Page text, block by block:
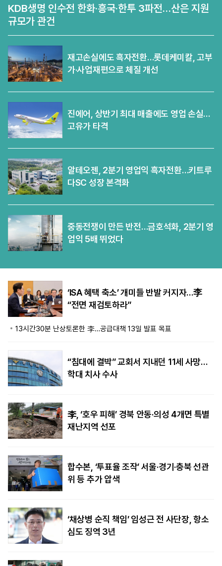
KDB생명 인수전 한화·흥국·한투 3파전…산은 지원
규모가 관건
재고손실에도 흑자전환…롯데케미칼, 고부
가·사업재편으로 체질 개선
진에어, 상반기 최대 매출에도 영업 손실…
고유가 타격
알테오젠, 2분기 영업익 흑자전환…키트루
다SC 성장 본격화
중동전쟁이 만든 반전…금호석화, 2분기 영
업익 5배 뛰었다
‘ISA 혜택 축소’ 개미들 반발 커지자…李
“전면 재검토하라”
13시간30분 난상토론한 李…공급대책 13일 발표 목표
“침대에 결박” 교회서 지내던 11세 사망…
학대 치사 수사
李, ‘호우 피해’ 경북 안동·의성 4개면 특별
재난지역 선포
합수본, ‘투표율 조작’ 서울·경기·충북 선관
위 등 추가 압색
‘채상병 순직 책임’ 임성근 전 사단장, 항소
심도 징역 3년